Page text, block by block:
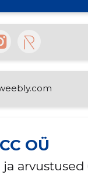
OÜ
arvustused